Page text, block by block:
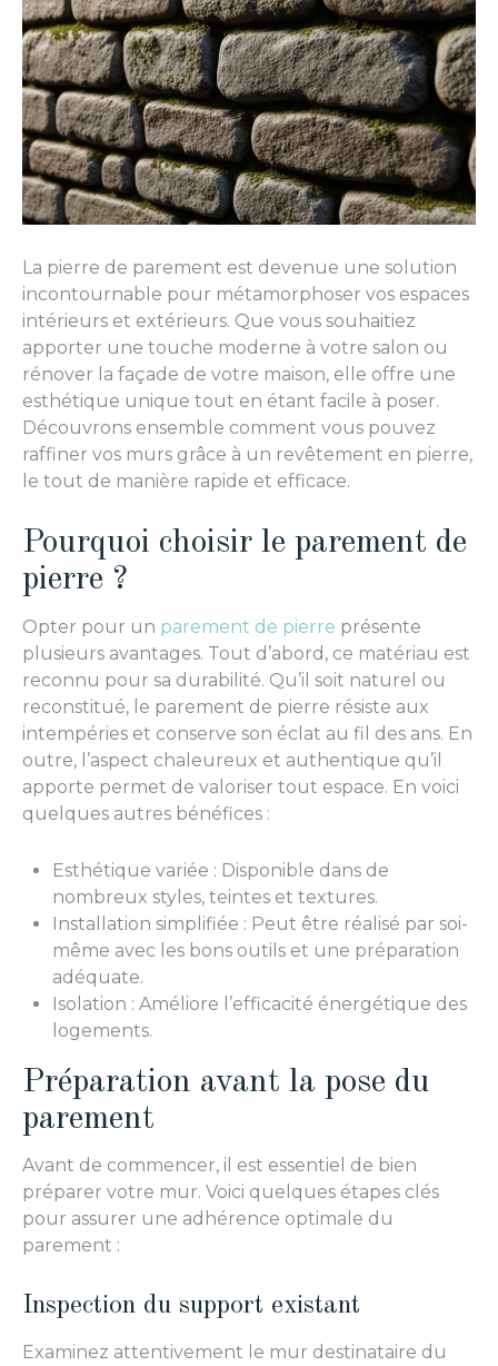
La pierre de parement est devenue une solution
incontournable pour métamorphoser vos espaces
intérieurs et extérieurs. Que vous souhaitiez
apporter une touche moderne à votre salon ou
rénover la façade de votre maison, elle offre une
esthétique unique tout en étant facile à poser.
Découvrons ensemble comment vous pouvez
raffiner vos murs grâce à un revêtement en pierre,
le tout de manière rapide et efficace.
Pourquoi choisir le parement de
pierre ?
Opter pour un parement de pierre présente
plusieurs avantages. Tout d’abord, ce matériau est
reconnu pour sa durabilité. Qu’il soit naturel ou
reconstitué, le parement de pierre résiste aux
intempéries et conserve son éclat au fil des ans. En
outre, l’aspect chaleureux et authentique qu’il
apporte permet de valoriser tout espace. En voici
quelques autres bénéfices :
Esthétique variée : Disponible dans de
nombreux styles, teintes et textures.
Installation simplifiée : Peut être réalisé par soi-
même avec les bons outils et une préparation
adéquate.
Isolation : Améliore l’efficacité énergétique des
logements.
Préparation avant la pose du
parement
Avant de commencer, il est essentiel de bien
préparer votre mur. Voici quelques étapes clés
pour assurer une adhérence optimale du
parement :
Inspection du support existant
Examinez attentivement le mur destinataire du